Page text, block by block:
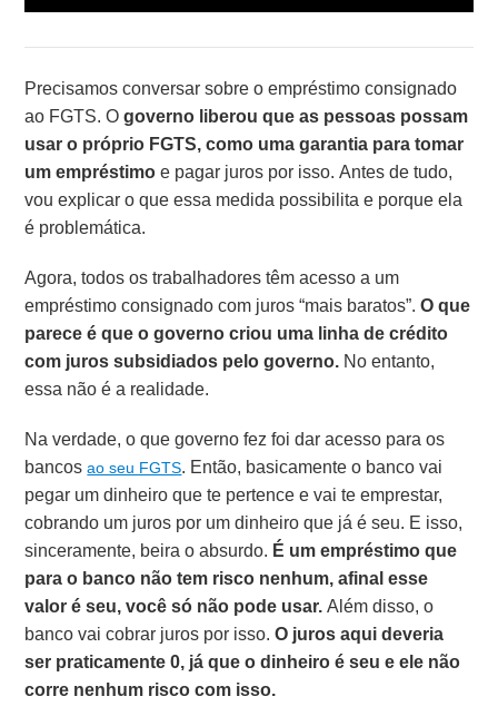
Precisamos conversar sobre o empréstimo consignado
ao FGTS. Ogoverno liberou que as pessoas possam
usar o próprio FGTS, como uma garantia para tomar
um empréstimoe pagar juros por isso. Antes de tudo,
vou explicar o que essa medida possibilita e porque ela
é problemática.
Agora, todos os trabalhadores têm acesso a um
empréstimo consignado com juros “mais baratos”.O que
parece é que o governo criou uma linha de crédito
com juros subsidiados pelo governo. No entanto,
essa não é a realidade.
Na verdade, o que governo fez foi dar acesso para os
bancosao seu FGTS. Então, basicamente o banco vai
pegar um dinheiro que te pertence e vai te emprestar,
cobrando um juros por um dinheiro que já é seu. E isso,
sinceramente, beira o absurdo. É um empréstimo que
para o banco não tem risco nenhum, afinal esse
valor é seu, você só não pode usar.Além disso, o
banco vai cobrar juros por isso.O juros aqui deveria
ser praticamente 0, já que o dinheiro é seu e ele não
corre nenhum risco com isso.